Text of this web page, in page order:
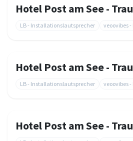
Hotel Post am See -
LB - Installationslautsprecher veoovibes
Hotel Post am See -
LB - Installationslautsprecher veoovibes
Hotel Post am See -